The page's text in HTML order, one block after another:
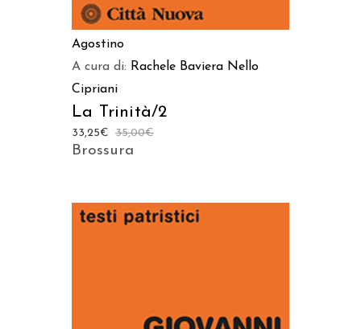
Agostino
A cura di: Rachele Baviera Nello
Cipriani
La Trinità/2
35,00€
33,25€
Brossura